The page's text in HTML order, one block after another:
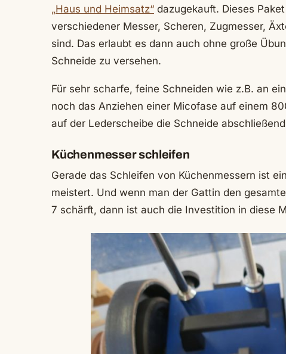
„Haus und Heimsatz“ dazugekauft. Dieses
verschiedener Messer, Scheren, Zugmesser,
sind. Das erlaubt es dann auch ohne große
Schneide zu versehen.
Für sehr scharfe, feine Schneiden wie z.B. an
noch das Anziehen einer Micofase auf einem
auf der Lederscheibe die Schneide
Küchenmesser schleifen
Gerade das Schleifen von Küchenmessern ist
meistert. Und wenn man der Gattin den
7 schärft, dann ist auch die Investition in diese